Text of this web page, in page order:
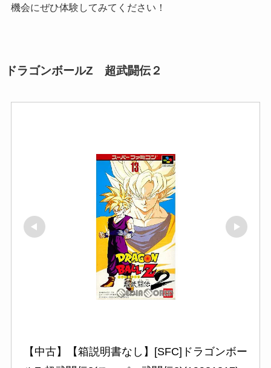
機会にぜひ体験してみてください！
ドラゴンボールZ 超武闘伝２
【中古】【箱説明書なし】[SFC]ドラゴンボー